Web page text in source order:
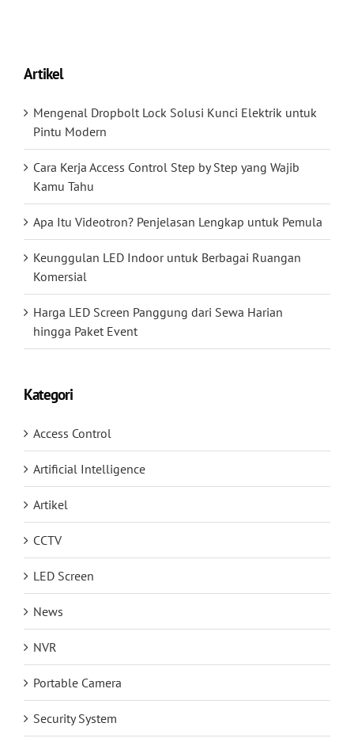
Artikel
Mengenal Dropbolt Lock Solusi Kunci Elektrik untuk
Pintu Modern
Cara Kerja Access Control Step by Step yang Wajib
Kamu Tahu
Apa Itu Videotron? Penjelasan Lengkap untuk Pemula
Keunggulan LED Indoor untuk Berbagai Ruangan
Komersial
Harga LED Screen Panggung dari Sewa Harian
hingga Paket Event
Kategori
Access Control
Artificial Intelligence
Artikel
CCTV
LED Screen
News
NVR
Portable Camera
Security System